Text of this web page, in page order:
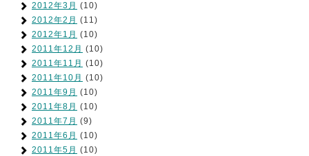
2012年3月 (10)
2012年2月 (11)
2012年1月 (10)
2011年12月 (10)
2011年11月 (10)
2011年10月 (10)
2011年9月 (10)
2011年8月 (10)
2011年7月 (9)
2011年6月 (10)
2011年5月 (10)